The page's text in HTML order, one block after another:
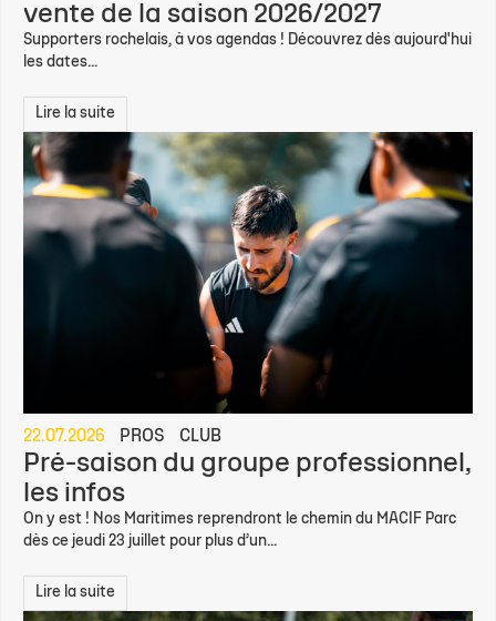
vente de la saison 2026/2027
Supporters rochelais, à vos agendas ! Découvrez dès aujourd'hui
les dates...
Lire la suite
22.07.2026 PROS CLUB
Pré-saison du groupe professionnel,
les infos
On y est ! Nos Maritimes reprendront le chemin du MACIF Parc
dès ce jeudi 23 juillet pour plus d’un...
Lire la suite